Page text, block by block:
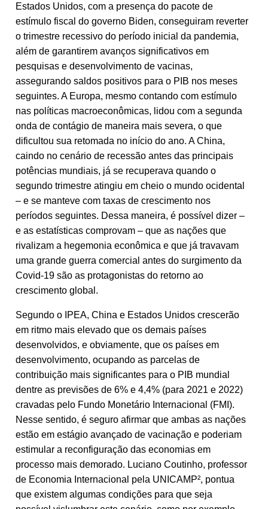
Estados Unidos, com a presença do pacote de
estímulo fiscal do governo Biden, conseguiram reverter
o trimestre recessivo do período inicial da pandemia,
além de garantirem avanços significativos em
pesquisas e desenvolvimento de vacinas,
assegurando saldos positivos para o PIB nos meses
seguintes. A Europa, mesmo contando com estímulo
nas políticas macroeconômicas, lidou com a segunda
onda de contágio de maneira mais severa, o que
dificultou sua retomada no início do ano. A China,
caindo no cenário de recessão antes das principais
potências mundiais, já se recuperava quando o
segundo trimestre atingiu em cheio o mundo ocidental
– e se manteve com taxas de crescimento nos
períodos seguintes. Dessa maneira, é possível dizer –
e as estatísticas comprovam – que as nações que
rivalizam a hegemonia econômica e que já travavam
uma grande guerra comercial antes do surgimento da
Covid-19 são as protagonistas do retorno ao
crescimento global.
Segundo o IPEA, China e Estados Unidos crescerão
em ritmo mais elevado que os demais países
desenvolvidos, e obviamente, que os países em
desenvolvimento, ocupando as parcelas de
contribuição mais significantes para o PIB mundial
dentre as previsões de 6% e 4,4% (para 2021 e 2022)
cravadas pelo Fundo Monetário Internacional (FMI).
Nesse sentido, é seguro afirmar que ambas as nações
estão em estágio avançado de vacinação e poderiam
estimular a reconfiguração das economias em
processo mais demorado. Luciano Coutinho, professor
de Economia Internacional pela UNICAMP², pontua
que existem algumas condições para que seja